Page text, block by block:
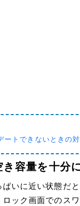
ートできないときの
き容量を十分
ぱいに近い状態だ
ック画面でのス